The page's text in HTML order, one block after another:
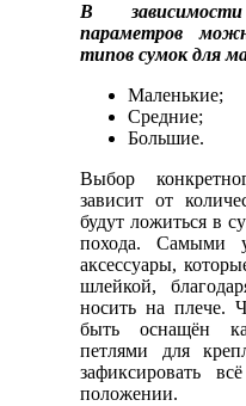
В
параметров
типов сумок для
Маленькие;
Средние;
Большие.
Выбор
зависит от
будут ложиться в
похода. Самыми
аксессуары,
шлейкой,
носить на плече.
быть оснащён
петлями для
зафиксировать
положении.